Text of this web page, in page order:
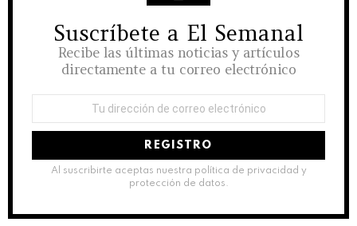
NEWSLETTER
Suscríbete a El Semanal
Recibe las últimas noticias y artículos
directamente a tu correo electrónico
Al suscribirte aceptas nuestra política de privacidad y
protección de datos.